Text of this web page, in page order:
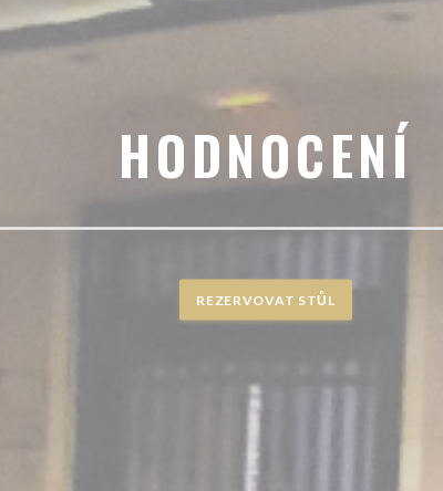
HODNOCENÍ
REZERVOVAT STŮL